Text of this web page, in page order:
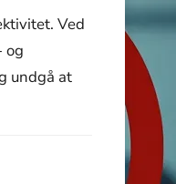
Ved
og
undgå at